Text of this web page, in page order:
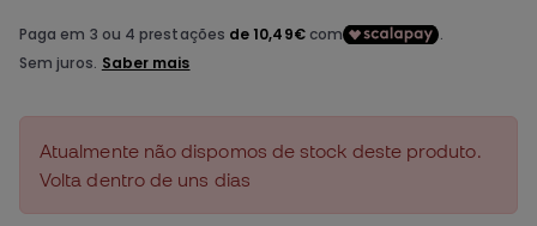
Atualmente não dispomos de stock deste produto.
Volta dentro de uns dias